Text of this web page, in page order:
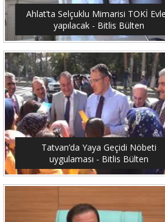
Ahlat’ta Selçuklu Mimarisi TOKİ
yapılacak - Bitlis Bülten
Tatvan’da Yaya Geçidi Nöbeti
uygulaması - Bitlis Bülten